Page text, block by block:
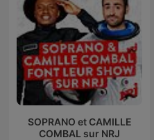
SOPRANO et CAMILLE
COMBAL sur NRJ